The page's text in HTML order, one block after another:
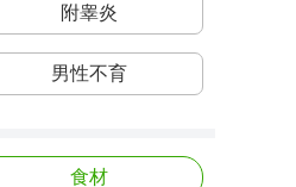
附睾炎
男性不育
食材